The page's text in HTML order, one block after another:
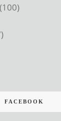
FACEBOOK